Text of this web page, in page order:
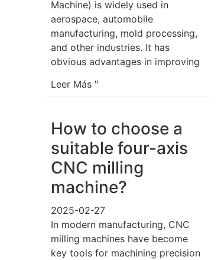
Machine) is widely used in
aerospace, automobile
manufacturing, mold processing,
and other industries. It has
obvious advantages in improving
Leer Más "
How to choose a
suitable four-axis
CNC milling
machine?
2025-02-27
In modern manufacturing, CNC
milling machines have become
key tools for machining precision